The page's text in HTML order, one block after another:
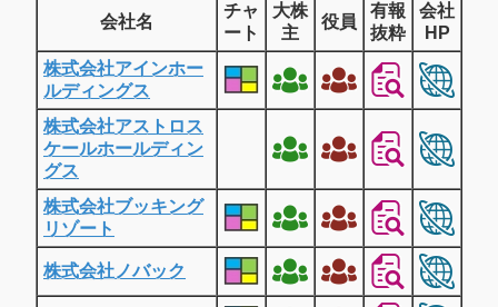
会社名
チャ
ート
大株
主
役員
有報
抜粋
会社
HP
株式会社アインホー
ルディングス
株式会社アストロス
ケールホールディン
グス
株式会社ブッキング
リゾート
株式会社ノバック